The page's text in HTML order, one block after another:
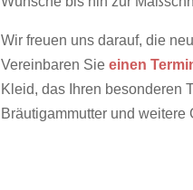
Wir freuen uns darauf, die
Vereinbaren Sie einen
Kleid, das Ihren besonderen
Bräutigammutter und